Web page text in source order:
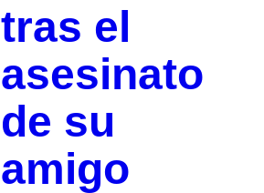
tras el
asesinato
de su
amigo